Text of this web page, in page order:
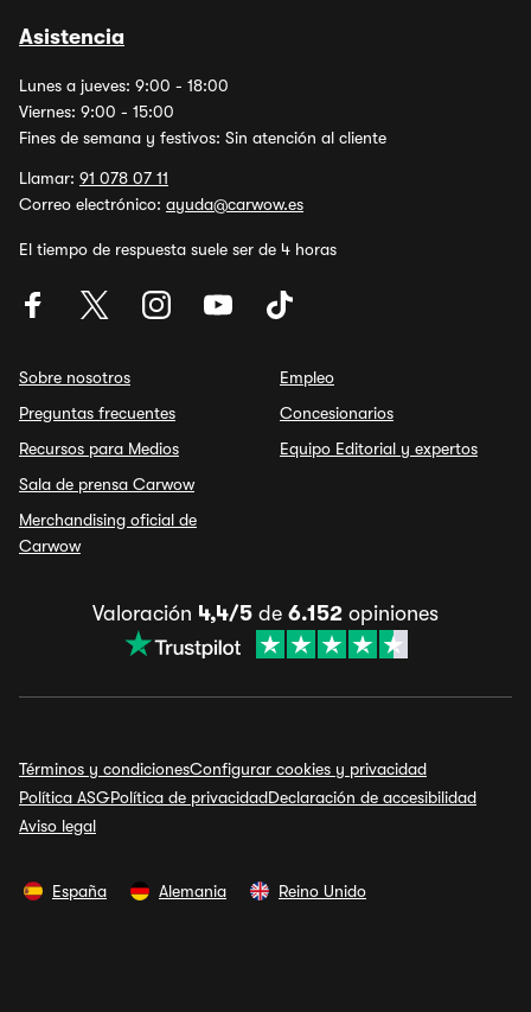
Asistencia
Lunes a jueves: 9:00 - 18:00
Viernes: 9:00 - 15:00
Fines de semana y festivos: Sin atención al cliente
Llamar: 91 078 07 11
Correo electrónico: ayuda@carwow.es
El tiempo de respuesta suele ser de 4 horas
Sobre nosotros
Preguntas frecuentes
Recursos para Medios
Sala de prensa Carwow
Merchandising oficial de
Carwow
Empleo
Concesionarios
Equipo Editorial y expertos
Valoración 4,4/5 de 6.152 opiniones
Términos y condicionesConfigurar cookies y privacidad
Política ASGPolítica de privacidadDeclaración de accesibilidad
Aviso legal
España Alemania Reino Unido